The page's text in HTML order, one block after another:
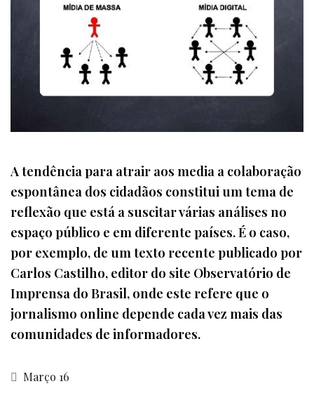
A tendência para atrair aos media a colaboração
espontânea dos cidadãos constitui um tema de
reflexão que está a suscitar várias análises no
espaço público e em diferente países. É o caso,
por exemplo, de um texto recente publicado por
Carlos Castilho, editor do site Observatório de
Imprensa do Brasil, onde este refere que o
jornalismo online depende cada vez mais das
comunidades de informadores.
Março 16